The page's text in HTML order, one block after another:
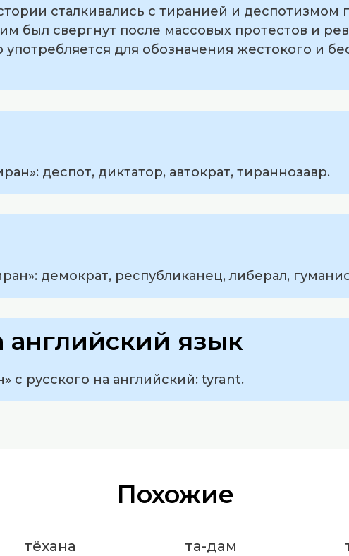
сталкивались с тиранией и деспотизмом
был свергнут после массовых протестов и
употребляется для обозначения жестокого и
деспот, диктатор, автократ, тираннозавр.
демократ, республиканец, либерал,
английский язык
с русского на английский: tyrant.
Похожие
тёхана та-дам